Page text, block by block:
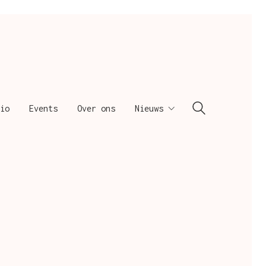
Events Over ons Nieuws